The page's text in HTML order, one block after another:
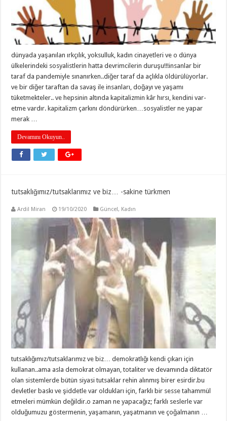
dünyada yaşanılan ırkçılık, yoksulluk, kadın cinayetleri ve o dünya
ülkelerindeki sosyalistlerin hatta devrimcilerin duruşu!!!insanlar bir
taraf da pandemiyle sınanırken..diğer taraf da açlıkla öldürülüyorlar.
ve bir diğer taraftan da savaş ile insanları, doğayı ve yaşamı
tüketmekteler.. ve hepsinin altında kapitalizmin kâr hırsı, kendini var-
etme vardır. kapitalizm çarkını döndürürken…sosyalistler ne yapar
merak …
Devamını Okuyun..
tutsaklığımız/tutsaklarımız ve biz… -sakine türkmen
Ardil Miran 19/10/2020 Güncel, Kadın
tutsaklığımız/tutsaklarımız ve biz… demokratlığı kendi çıkarı için
kullanan..ama asla demokrat olmayan, totaliter ve devamında diktatör
olan sistemlerde bütün siyasi tutsaklar rehin alınmış birer esirdir.bu
devletler baskı ve şiddetle var oldukları için, farklı bir sesse tahammül
etmeleri mümkün değildir.o zaman ne yapacağız; farklı seslerle var
olduğumuzu göstermenin, yaşamanın, yaşatmanın ve çoğalmanın …